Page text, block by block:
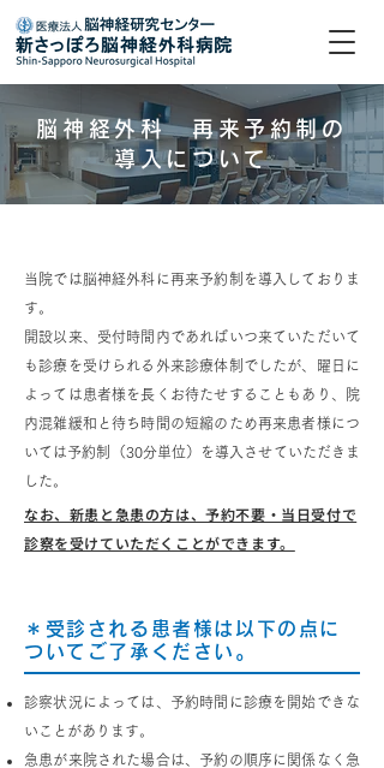
脳神経外科 再来予約制の
導入について
当院では脳神経外科に再来予約制を導入しておりま
す。
開設以来、受付時間内であればいつ来ていただいて
も診療を受けられる外来診療体制でしたが、曜日に
よっては患者様を長くお待たせすることもあり、院
内混雑緩和と待ち時間の短縮のため再来患者様につ
いては予約制（30分単位）を導入させていただきま
した。
なお、新患と急患の方は、予約不要・当日受付で
診察を受けていただくことができます。
＊受診される患者様は以下の点に
ついてご了承ください。
診察状況によっては、予約時間に診療を開始できな
いことがあります。
急患が来院された場合は、予約の順序に関係なく急